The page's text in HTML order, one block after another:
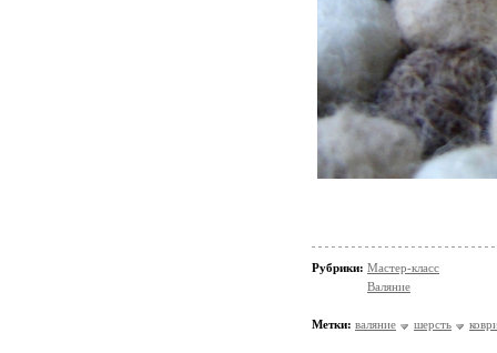
Рубрики: Мастер-класс
Валяние
Метки: валяние шерсть